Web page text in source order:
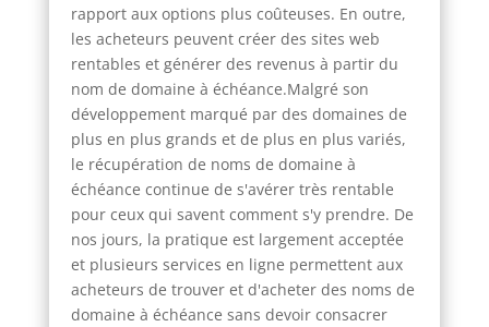
rapport aux options plus coûteuses. En outre,
les acheteurs peuvent créer des sites web
rentables et générer des revenus à partir du
nom de domaine à échéance.Malgré son
développement marqué par des domaines de
plus en plus grands et de plus en plus variés,
le récupération de noms de domaine à
échéance continue de s'avérer très rentable
pour ceux qui savent comment s'y prendre. De
nos jours, la pratique est largement acceptée
et plusieurs services en ligne permettent aux
acheteurs de trouver et d'acheter des noms de
domaine à échéance sans devoir consacrer